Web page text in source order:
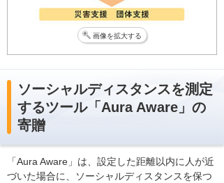
画像を拡大する
ソーシャルディスタンスを測定
するツール「Aura Aware」の
寄贈
「Aura Aware」は、設定した距離以内に人が近
づいた場合に、ソーシャルディスタンスを保つ